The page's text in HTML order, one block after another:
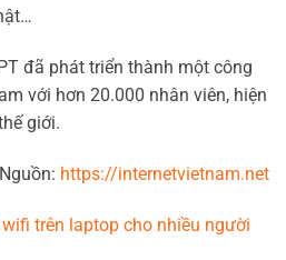
đã phát triển thành một công
với hơn 20.000 nhân viên, hiện
giới.
Nguồn: https://internetvietnam.net
trên laptop cho nhiều người